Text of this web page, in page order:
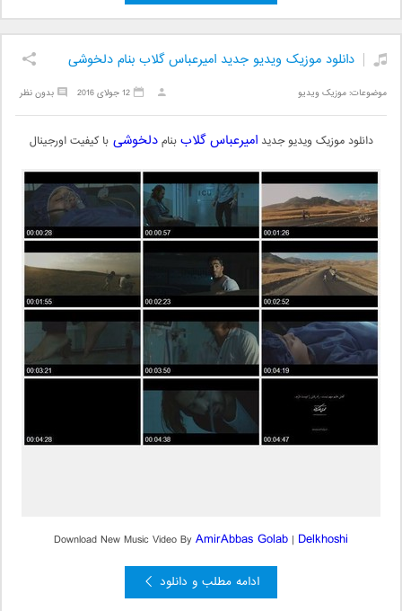
دانلود موزیک ویدیو جدید امیرعباس گلاب بنام دلخوشی
موضوعات:موزیک ویدیو بدون نظر 12 جولای 2016
دانلود موزیک ویدیو جدیدامیرعباس گلاببنامدلخوشیبا کیفیت اورجینال
Download New Music Video ByAmirAbbas Golab | Delkhoshi
ادامه مطلب و دانلود